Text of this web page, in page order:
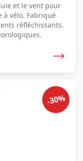
et le vent pour
à vélo. Fabriqué
réfléchissants.
-30%